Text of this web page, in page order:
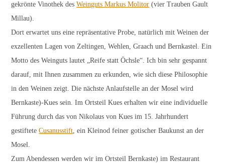
gekrönte Vinothek desWeinguts Markus Molitor (vier Trauben Gault
Millau).
Dort erwartet uns eine repräsentative Probe, natürlich mit Weinen der
exzellenten Lagen von Zeltingen, Wehlen, Graach und Bernkastel. Ein
Motto des Weinguts lautet „Reife statt Öchsle“. Ich bin sehr gespannt
darauf, mit Ihnen zusammen zu erkunden, wie sich diese Philosophie
in den Weinen zeigt. Die nächste Anlaufstelle an der Mosel wird
Bernkaste)-Kues sein. Im Ortsteil Kues erhalten wir eine individuelle
Führung durch das von Nikolaus von Kues im 15. Jahrhundert
gestifteteCusanusstift, ein Kleinod feiner gotischer Baukunst an der
Mosel.
Zum Abendessen werden wir im Ortsteil Bernkaste) im Restaurant